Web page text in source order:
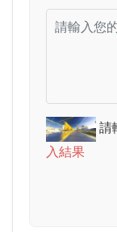
請
入結果